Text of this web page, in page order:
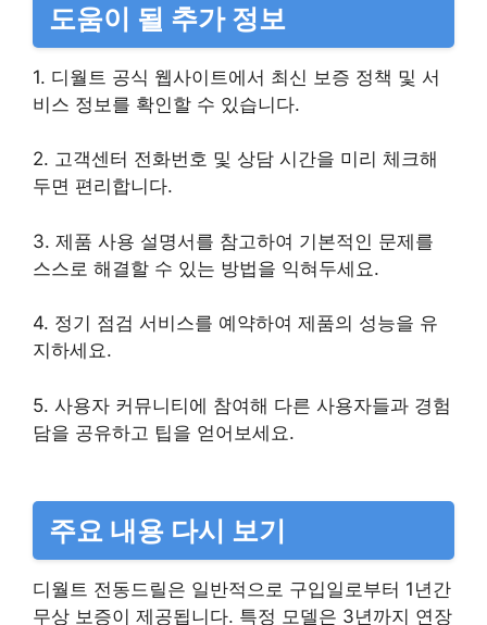
도움이 될 추가 정보
1. 디월트 공식 웹사이트에서 최신 보증 정책 및 서
비스 정보를 확인할 수 있습니다.
2. 고객센터 전화번호 및 상담 시간을 미리 체크해
두면 편리합니다.
3. 제품 사용 설명서를 참고하여 기본적인 문제를
스스로 해결할 수 있는 방법을 익혀두세요.
4. 정기 점검 서비스를 예약하여 제품의 성능을 유
지하세요.
5. 사용자 커뮤니티에 참여해 다른 사용자들과 경험
담을 공유하고 팁을 얻어보세요.
주요 내용 다시 보기
디월트 전동드릴은 일반적으로 구입일로부터 1년간
무상 보증이 제공됩니다. 특정 모델은 3년까지 연장